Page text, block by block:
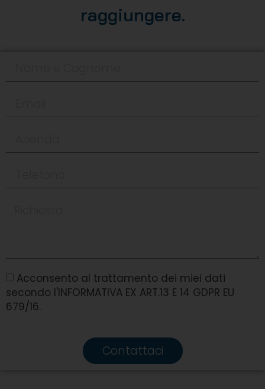
raggiungere.
Acconsento al trattamento dei miei dati
secondo l'INFORMATIVA EX ART.13 E 14 GDPR EU
679/16.
Contattaci